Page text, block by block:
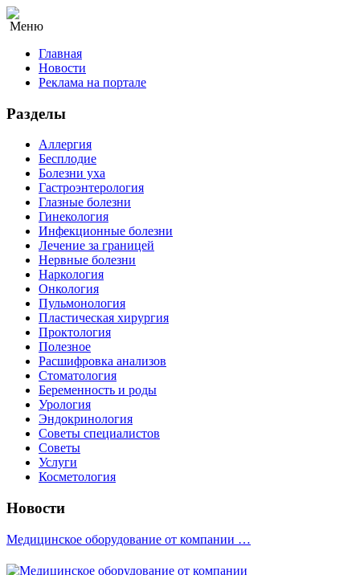
Меню
Главная
Новости
Реклама на портале
Разделы
Аллергия
Бесплодие
Болезни уха
Гастроэнтерология
Глазные болезни
Гинекология
Инфекционные болезни
Лечение за границей
Нервные болезни
Наркология
Онкология
Пульмонология
Пластическая хирургия
Проктология
Полезное
Расшифровка анализов
Стоматология
Беременность и роды
Урология
Эндокринология
Советы специалистов
Советы
Услуги
Косметология
Новости
Медицинское оборудование от компании …